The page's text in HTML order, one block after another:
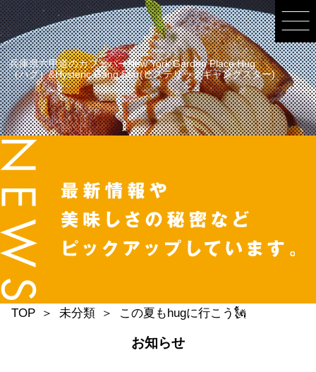
兵庫県六甲道のカフェバーNew York Garden Place Hug
（ハグ）&Hysteric Gang Star(ヒステリックギャングスター)
TOP 未分類 この夏もhugに行こう🗽
お知らせ